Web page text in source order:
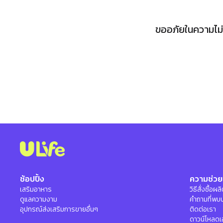
ขออภัยในความ
ช้อปปิ้ง
เสริมอาหาร
ดูแลความงาม
อุปกรณ์ส่งเสริมการขายอื่นๆ
ความช่ว
วิธีสั่งซื้อผ
คำถามที่พบ
ติดต่อเรา
ดาวน์โหลด